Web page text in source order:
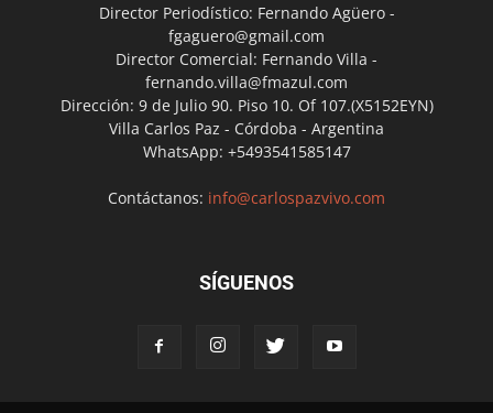
Director Periodístico: Fernando Agüero -
fgaguero@gmail.com
Director Comercial: Fernando Villa -
fernando.villa@fmazul.com
Dirección: 9 de Julio 90. Piso 10. Of 107.(X5152EYN)
Villa Carlos Paz - Córdoba - Argentina
WhatsApp: +5493541585147
Contáctanos: info@carlospazvivo.com
SÍGUENOS